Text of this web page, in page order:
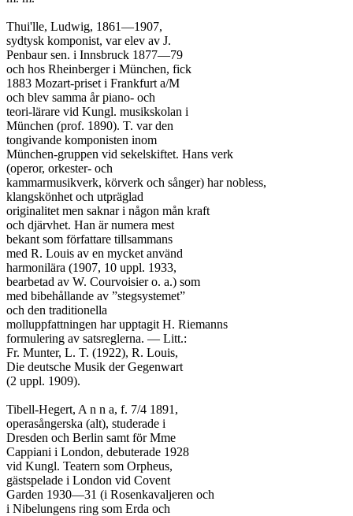
Thui'lle, Ludwig, 1861—1907,
sydtysk komponist, var elev av J.
Penbaur sen. i Innsbruck 1877—79
och hos Rheinberger i München, fick
1883 Mozart-priset i Frankfurt a/M
och blev samma år piano- och
teori-lärare vid Kungl. musikskolan i
München (prof. 1890). T. var den
tongivande komponisten inom
München-gruppen vid sekelskiftet. Hans verk
(operor, orkester- och
kammarmusikverk, körverk och sånger) har nobless,
klangskönhet och utpräglad
originalitet men saknar i någon mån kraft
och djärvhet. Han är numera mest
bekant som författare tillsammans
med R. Louis av en mycket använd
harmonilära (1907, 10 uppl. 1933,
bearbetad av W. Courvoisier o. a.) som
med bibehållande av ”stegsystemet”
och den traditionella
molluppfattningen har upptagit H. Riemanns
formulering av satsreglerna. — Litt.:
Fr. Munter, L. T. (1922), R. Louis,
Die deutsche Musik der Gegenwart
(2 uppl. 1909).
Tibell-Hegert, A n n a, f. 7/4 1891,
operasångerska (alt), studerade i
Dresden och Berlin samt för Mme
Cappiani i London, debuterade 1928
vid Kungl. Teatern som Orpheus,
gästspelade i London vid Covent
Garden 1930—31 (i Rosenkavaljeren och
i Nibelungens ring som Erda och